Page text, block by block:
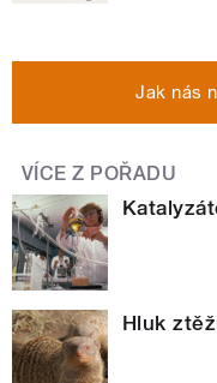
Jak nás
VÍCE Z POŘADU
Hluk